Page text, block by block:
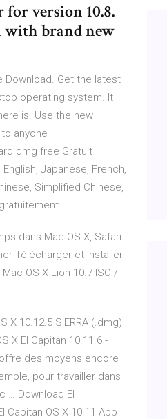
version 10.8.
with brand new
Download. Get the latest
operating system. It
is. Use the new
anyone
dmg free Gratuit
Japanese, French,
Simplified Chinese,
…
dans Mac OS X, Safari
Télécharger et installer
OS X Lion 10.7 ISO /
X 10.12.5 SIERRA (.dmg)
X El Capitan 10.11.6 -
offre des moyens encore
pour travailler dans
… Download El
Capitan OS X 10.11 App